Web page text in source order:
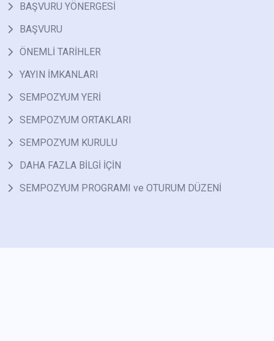
BAŞVURU YÖNERGESİ
BAŞVURU
ÖNEMLİ TARİHLER
YAYIN İMKANLARI
SEMPOZYUM YERİ
SEMPOZYUM ORTAKLARI
SEMPOZYUM KURULU
DAHA FAZLA BİLGİ İÇİN
SEMPOZYUM PROGRAMI ve OTURUM DÜZENİ